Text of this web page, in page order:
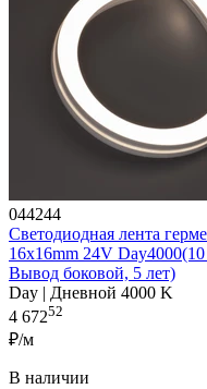
044244
Светодиодная лента
16x16mm 24V
Вывод боковой, 5 лет)
Day | Дневной 4000 K
4 67252
₽/м
В наличии